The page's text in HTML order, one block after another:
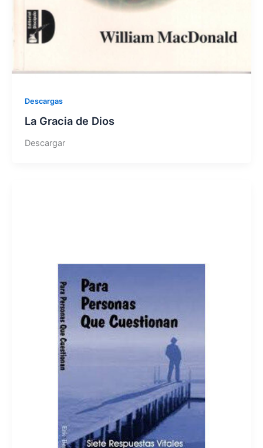
Descargas
La Gracia de Dios
Descargar